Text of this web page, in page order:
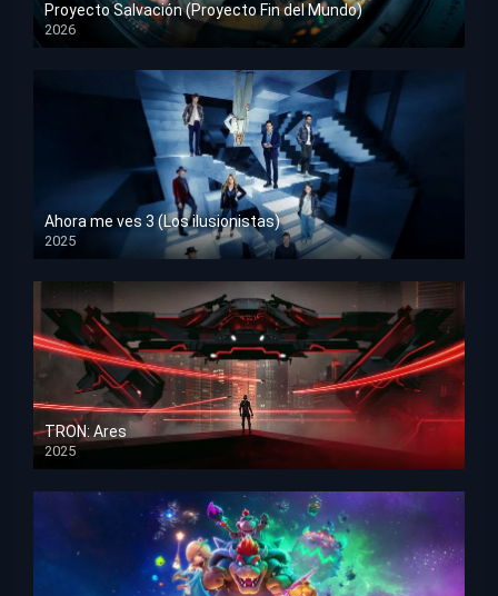
Proyecto Salvación (Proyecto Fin del Mundo)
2026
HD 1080p
Ahora me ves 3 (Los ilusionistas)
2025
HD 1080p
TRON: Ares
2025
HD 1080p